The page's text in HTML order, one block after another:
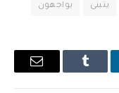
يتبنى يواجهون
Tumblr
البريد